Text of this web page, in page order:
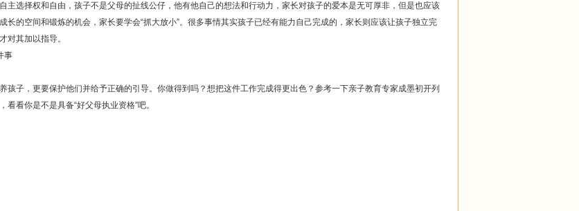
主选择权和自由，孩子不是父母的扯线公仔，他有他自己的想法和行动力，家长对孩子的爱本是无可厚非，但是也应该
长的空间和锻炼的机会，家长要学会“抓大放小”。很多事情其实孩子已经有能力自己完成的，家长则应该让孩子独立完
对其加以指导。
事
孩子，更要保护他们并给予正确的引导。你做得到吗？想把这件工作完成得更出色？参考一下亲子教育专家成墨初开列
看看你是不是具备“好父母执业资格”吧。